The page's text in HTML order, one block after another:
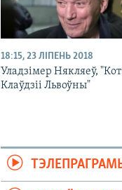
18:15, 23 ЛІПЕНЬ 2018
Уладзімер Някляеў, "Кот
Клаўдзіі Львоўны"